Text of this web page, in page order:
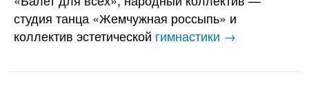
студия танца «Жемчужная россыпь» и
коллектив эстетической гимнастики →